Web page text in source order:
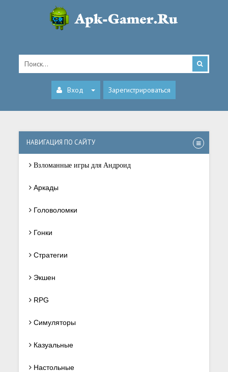
Вход Зарегистрироваться
НАВИГАЦИЯ ПО САЙТУ
Взломанные игры для Андроид
Аркады
Головоломки
Гонки
Стратегии
Экшен
RPG
Симуляторы
Казуальные
Настольные